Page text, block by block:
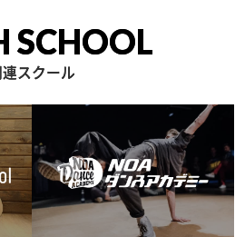
SCHOOL
スクール